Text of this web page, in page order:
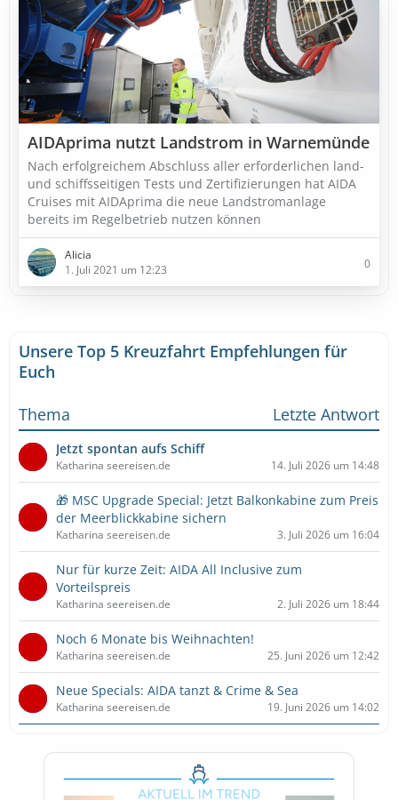
AIDAprima nutzt Landstrom in Warnemünde
Nach erfolgreichem Abschluss aller erforderlichen land-
und schiffsseitigen Tests und Zertifizierungen hat AIDA
Cruises mit AIDAprima die neue Landstromanlage
bereits im Regelbetrieb nutzen können
Alicia
1. Juli 2021 um 12:23
0
Unsere Top 5 Kreuzfahrt Empfehlungen für
Euch
Thema
Letzte Antwort
Jetzt spontan aufs Schiff
Katharina seereisen.de 14. Juli 2026 um 14:48
🎁 MSC Upgrade Special: Jetzt Balkonkabine zum Preis
der Meerblickkabine sichern
Katharina seereisen.de 3. Juli 2026 um 16:04
Nur für kurze Zeit: AIDA All Inclusive zum
Vorteilspreis
Katharina seereisen.de 2. Juli 2026 um 18:44
Noch 6 Monate bis Weihnachten!
Katharina seereisen.de 25. Juni 2026 um 12:42
Neue Specials: AIDA tanzt & Crime & Sea
Katharina seereisen.de 19. Juni 2026 um 14:02